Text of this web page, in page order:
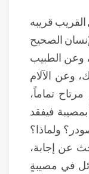
القريب قريبه
الصحيح
وعن الطبيب
وعن الآلام
تماماً،
بمصيبة فيفقد
ولماذا؟
عن إجابة،
في مصيبةٍ